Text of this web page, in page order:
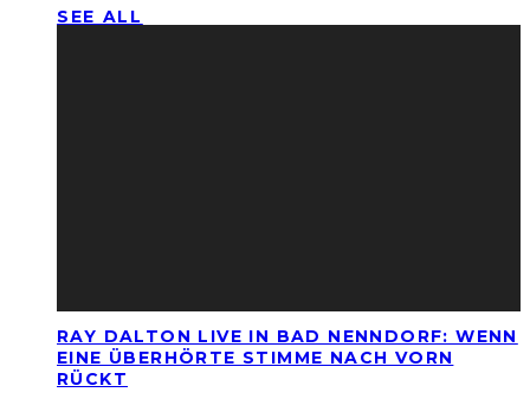
SEE ALL
RAY DALTON LIVE IN BAD NENNDORF: WENN
EINE ÜBERHÖRTE STIMME NACH VORN
RÜCKT